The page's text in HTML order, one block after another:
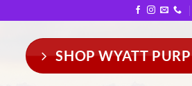
SHOP WYATT PURP